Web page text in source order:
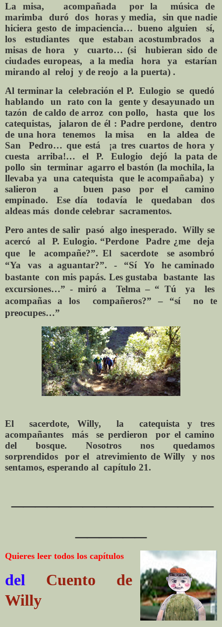
La misa, acompañada por la música de
marimba duró dos horas y media, sin que nadie
hiciera gesto de impaciencia… bueno alguien sí,
los estudiantes que estaban acostumbrados a
misas de hora y cuarto… (si hubieran sido de
ciudades europeas, a la media hora ya estarían
mirando al reloj y de reojo a la puerta) .
Al terminar la celebración el P. Eulogio se quedó
hablando un rato con la gente y desayunado un
tazón de caldo de arroz con pollo, hasta que los
catequistas, jalaron de él : Padre perdone, dentro
de una hora tenemos la misa en la aldea de
San Pedro… que está ¡a tres cuartos de hora y
cuesta arriba!… el P. Eulogio dejó la pata de
pollo sin terminar agarro el bastón (la mochila, la
llevaba ya una catequista que le acompañaba) y
salieron a buen paso por el camino
empinado. Ese día todavía le quedaban dos
aldeas más donde celebrar sacramentos.
Pero antes de salir pasó algo inesperado. Willy se
acercó al P. Eulogio. “Perdone Padre ¿me deja
que le acompañe?”. El sacerdote se asombró
“Ya vas a aguantar?”. - “Sí Yo he caminado
bastante con mis papás. Les gustaba bastante las
excursiones…” - miró a Telma – “ Tú ya les
acompañas a los compañeros?” – “sí no te
preocupes…”
El sacerdote, Willy, la catequista y tres
acompañantes más se perdieron por el camino
del bosque. Nosotros nos quedamos
sorprendidos por el atrevimiento de Willy y nos
sentamos, esperando al capítulo 21.
Quieres leer todos los capítulos
del Cuento de
Willy